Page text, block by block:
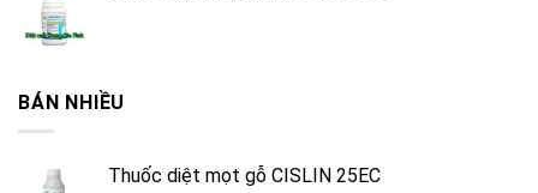
BÁN NHIỀU
Thuốc diệt mọt gỗ CISLIN 25EC